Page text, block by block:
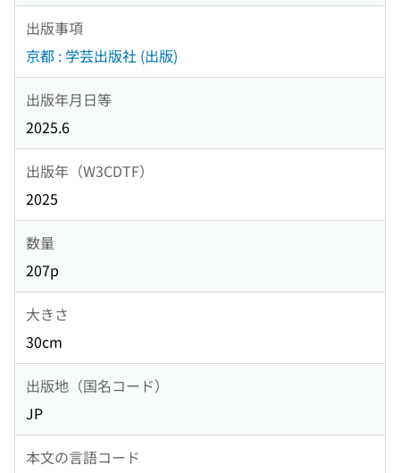
出版事項
京都 : 学芸出版社 (出版)
出版年月日等
2025.6
出版年（W3CDTF）
2025
数量
207p
大きさ
30cm
出版地（国名コード）
JP
本文の言語コード